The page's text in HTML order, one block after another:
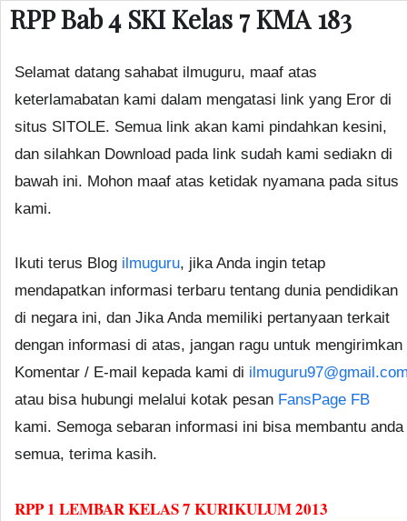
RPP Bab 4 SKI Kelas 7 KMA 183
Selamat datang sahabat ilmuguru, maaf atas
keterlamabatan kami dalam mengatasi link yang Eror di
situs SITOLE. Semua link akan kami pindahkan kesini,
dan silahkan Download pada link sudah kami sediakn di
bawah ini. Mohon maaf atas ketidak nyamana pada situs
kami.
Ikuti terus Blog ilmuguru, jika Anda ingin tetap
mendapatkan informasi terbaru tentang dunia pendidikan
di negara ini, dan Jika Anda memiliki pertanyaan terkait
dengan informasi di atas, jangan ragu untuk mengirimkan
Komentar / E-mail kepada kami di
atau bisa hubungi melalui kotak pesan FansPage FB
kami. Semoga sebaran informasi ini bisa membantu anda
semua, terima kasih.
RPP 1 LEMBAR KELAS 7 KURIKULUM 2013